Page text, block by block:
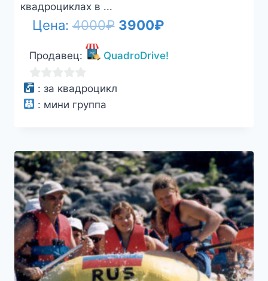
квадроциклах в ...
Цена:4000₽ Первоначальная
3900₽Текущая
Продавец: QuadroDrive!
0
из
: за квадроцикл
: мини группа